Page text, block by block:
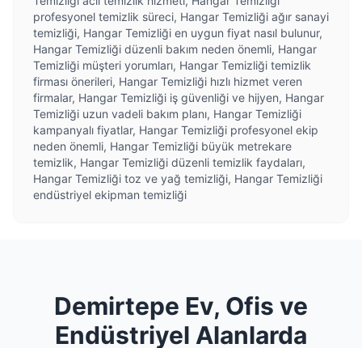
profesyonel temizlik süreci, Hangar Temizliği ağır sanayi
temizliği, Hangar Temizliği en uygun fiyat nasıl bulunur,
Hangar Temizliği düzenli bakım neden önemli, Hangar
Temizliği müşteri yorumları, Hangar Temizliği temizlik
firması önerileri, Hangar Temizliği hızlı hizmet veren
firmalar, Hangar Temizliği iş güvenliği ve hijyen, Hangar
Temizliği uzun vadeli bakım planı, Hangar Temizliği
kampanyalı fiyatlar, Hangar Temizliği profesyonel ekip
neden önemli, Hangar Temizliği büyük metrekare
temizlik, Hangar Temizliği düzenli temizlik faydaları,
Hangar Temizliği toz ve yağ temizliği, Hangar Temizliği
endüstriyel ekipman temizliği
Demirtepe Ev, Ofis ve
Endüstriyel Alanlarda